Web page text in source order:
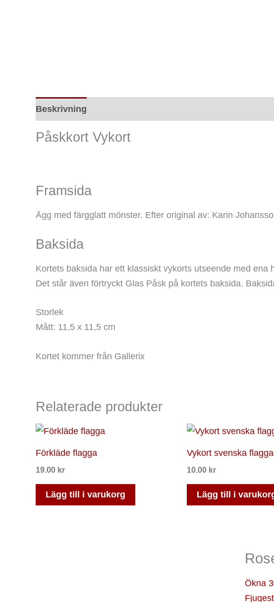
Beskrivning
Påskkort Vykort
Framsida
Ägg med färgglatt mönster. Efter original av: Karin
Baksida
Kortets baksida har ett klassiskt vykorts utseende med
Det står även förtryckt Glas Påsk på kortets baksida.
Storlek
Mått: 11,5 x 11,5 cm
Kortet kommer från Gallerix
Relaterade produkter
Förkläde flagga
19.00 kr
Lägg till i varukorg
Vykort svenska
10.00 kr
Lägg till i
Ökna